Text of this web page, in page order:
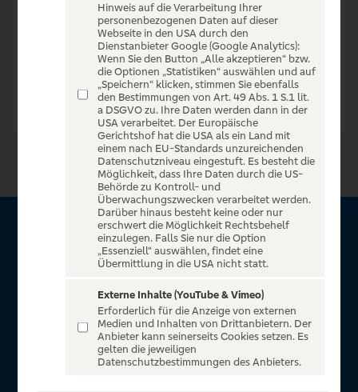
Zur Startseite
Über VR Entertain
für alle Kunden der Volksbanken Raiffeisenbanken. Auf
unserem einzigartigen Portal finden Sie Tickets für
atemberaubende Konzerte, Musicals und Shows, die
Fußball-Bundesliga sowie die Champions League und die
Hinweis auf die Verarbeitung Ihrer
personenbezogenen Daten auf dieser
Webseite in den USA durch den
Dienstanbieter Google (Google Analytics):
Wenn Sie den Button „Alle akzeptieren“ bzw.
die Optionen „Statistiken“ auswählen und auf
„Speichern“ klicken, stimmen Sie ebenfalls
den Bestimmungen von Art. 49 Abs. 1 S.1 lit.
a DSGVO zu. Ihre Daten werden dann in der
USA verarbeitet. Der Europäische
Gerichtshof hat die USA als ein Land mit
einem nach EU-Standards unzureichenden
Datenschutzniveau eingestuft. Es besteht die
Möglichkeit, dass Ihre Daten durch die US-
Behörde zu Kontroll- und
Überwachungszwecken verarbeitet werden.
Darüber hinaus besteht keine oder nur
erschwert die Möglichkeit Rechtsbehelf
einzulegen. Falls Sie nur die Option
„Essenziell“ auswählen, findet eine
Übermittlung in die USA nicht statt.
Externe Inhalte (YouTube & Vimeo)
Erforderlich für die Anzeige von externen
Medien und Inhalten von Drittanbietern. Der
Anbieter kann seinerseits Cookies setzen. Es
gelten die jeweiligen
Datenschutzbestimmungen des Anbieters.